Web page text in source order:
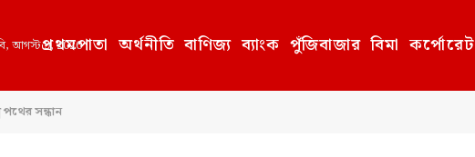
আগস্ট 9, 2026
প্রথমপাতা অর্থনীতি বাণিজ্য ব্যাংক পুঁজিবাজার বিমা কর্পোরেট
পথের সন্ধান